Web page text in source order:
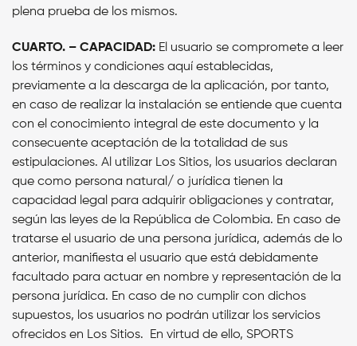
plena prueba de los mismos.
CUARTO. – CAPACIDAD: El usuario se compromete a leer
los términos y condiciones aquí establecidas,
previamente a la descarga de la aplicación, por tanto,
en caso de realizar la instalación se entiende que cuenta
con el conocimiento integral de este documento y la
consecuente aceptación de la totalidad de sus
estipulaciones. Al utilizar Los Sitios, los usuarios declaran
que como persona natural/ o jurídica tienen la
capacidad legal para adquirir obligaciones y contratar,
según las leyes de la República de Colombia. En caso de
tratarse el usuario de una persona jurídica, además de lo
anterior, manifiesta el usuario que está debidamente
facultado para actuar en nombre y representación de la
persona jurídica. En caso de no cumplir con dichos
supuestos, los usuarios no podrán utilizar los servicios
ofrecidos en Los Sitios.
En virtud de ello, SPORTS